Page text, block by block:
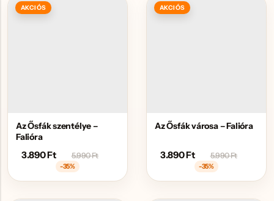
AKCIÓS
Az Ősfák szentélye –
Falióra
3.890Ft 5.990Ft
-35%
AKCIÓS
Az Ősfák városa – Falióra
3.890Ft 5.990Ft
-35%